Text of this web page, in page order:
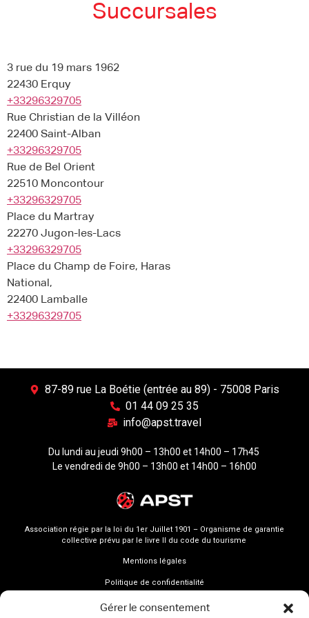
Gérer le consentement
Succursales
3 rue du 19 mars 1962
22430 Erquy
+33296329705
Rue Christian de la Villéon
22400 Saint-Alban
+33296329705
Rue de Bel Orient
22510 Moncontour
+33296329705
Place du Martray
22270 Jugon-les-Lacs
+33296329705
Place du Champ de Foire, Haras
National,
22400 Lamballe
+33296329705
87-89 rue La Boétie (entrée au 89) - 75008 Paris
01 44 09 25 35
info@apst.travel
Du lundi au jeudi 9h00 – 13h00 et 14h00 – 17h45
Le vendredi de 9h00 – 13h00 et 14h00 – 16h00
Association régie par la loi du 1er Juillet 1901 – Organisme de garantie
collective prévu par le livre II du code du tourisme
Mentions légales
Politique de confidentialité